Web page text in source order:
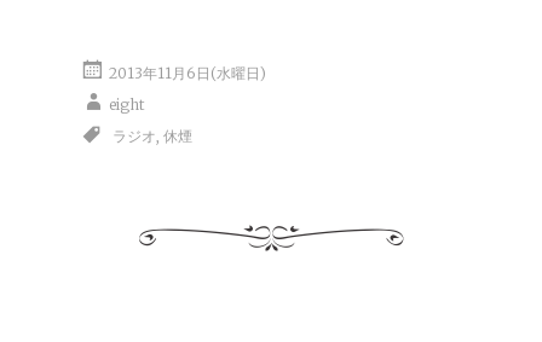
2013年11月6日(水曜日)
eight
ラジオ, 休煙